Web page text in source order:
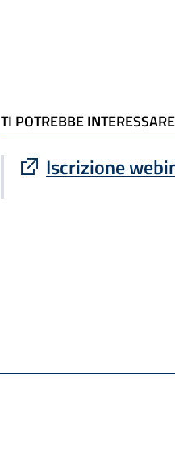
TI POTREBBE INTERESSARE
Iscrizione
Sito esterno : apre